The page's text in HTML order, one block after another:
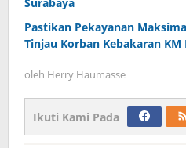
Surabaya
Pastikan Pekayanan
Tinjau Korban Kebakaran
oleh Herry Haumasse
Ikuti Kami Pada